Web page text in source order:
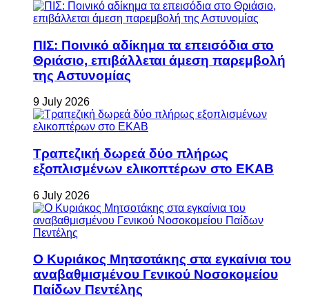
ΠΙΣ: Ποινικό αδίκημα τα επεισόδια στο
Θριάσιο, επιβάλλεται άμεση παρεμβολή
της Αστυνομίας
9 July 2026
Τραπεζική δωρεά δύο πλήρως
εξοπλισμένων ελικοπτέρων στο ΕΚΑΒ
6 July 2026
Ο Κυριάκος Μητσοτάκης στα εγκαίνια του
αναβαθμισμένου Γενικού Νοσοκομείου
Παίδων Πεντέλης